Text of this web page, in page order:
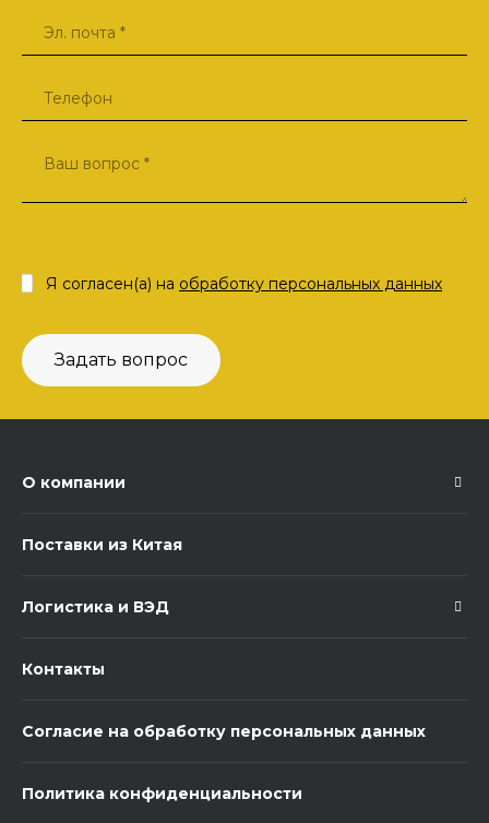
Задать вопрос
Я согласен(а) на обработку персональных данных
О компании
Поставки из Китая
Логистика и ВЭД
Контакты
Согласие на обработку персональных данных
Политика конфиденциальности